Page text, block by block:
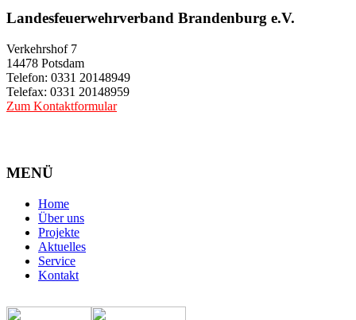
Landesfeuerwehrverband Brandenburg e.V.
Verkehrshof 7
14478 Potsdam
Telefon: 0331 20148949
Telefax: 0331 20148959
Zum Kontaktformular
MENÜ
Home
Über uns
Projekte
Aktuelles
Service
Kontakt